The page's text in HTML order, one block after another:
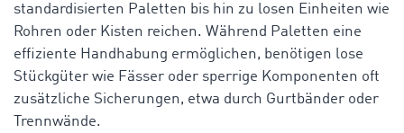
standardisierten Paletten bis hin zu losen Einheiten wie
Rohren oder Kisten reichen. Während Paletten eine
effiziente Handhabung ermöglichen, benötigen lose
Stückgüter wie Fässer oder sperrige Komponenten oft
zusätzliche Sicherungen, etwa durch Gurtbänder oder
Trennwände.